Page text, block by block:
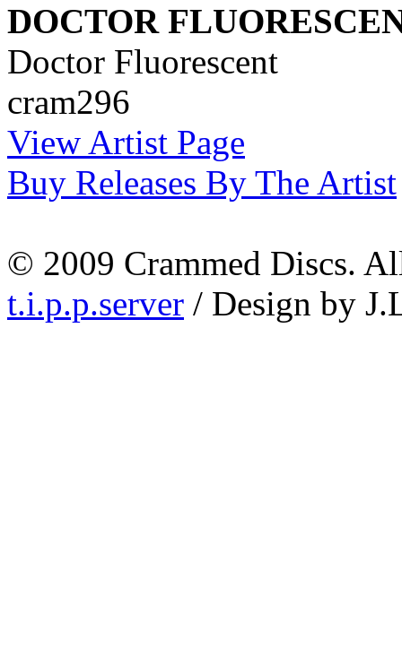
DOCTOR
Doctor Fluorescent
cram296
View Artist Page
Buy Releases By The Artist
© 2009 Crammed Discs.
t.i.p.p.server / Design by